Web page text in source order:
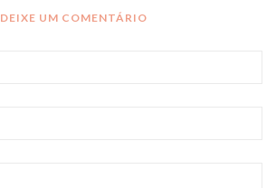
DEIXE UM COMENTÁRIO